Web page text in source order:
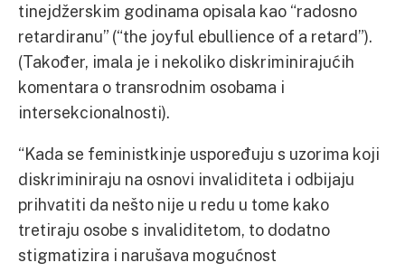
tinejdžerskim godinama opisala kao “radosno
retardiranu” (“the joyful ebullience of a retard”).
(Također, imala je i nekoliko diskriminirajućih
komentara o transrodnim osobama i
intersekcionalnosti).
“Kada se feministkinje uspoređuju s uzorima koji
diskriminiraju na osnovi invaliditeta i odbijaju
prihvatiti da nešto nije u redu u tome kako
tretiraju osobe s invaliditetom, to dodatno
stigmatizira i narušava mogućnost